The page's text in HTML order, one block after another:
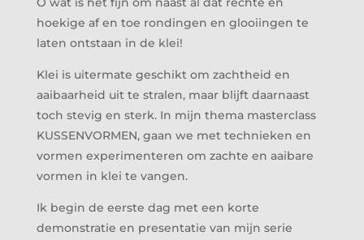
hoekige af en toe rondingen en glooiingen te
laten ontstaan in de klei!
Klei is uitermate geschikt om zachtheid en
aaibaarheid uit te stralen, maar blijft daarnaast
toch stevig en sterk. In mijn thema masterclass
KUSSENVORMEN, gaan we met technieken en
vormen experimenteren om zachte en aaibare
vormen in klei te vangen.
Ik begin de eerste dag met een korte
demonstratie en presentatie van mijn serie